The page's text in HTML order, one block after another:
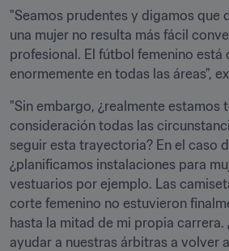
"Seamos prudentes y digamos que
una mujer no resulta más fácil
profesional. El fútbol femenino está
enormemente en todas las áreas",
"Sin embargo, ¿realmente estamos
consideración todas las
seguir esta trayectoria? En el caso
¿planificamos instalaciones para
vestuarios por ejemplo. Las
corte femenino no estuvieron
hasta la mitad de mi propia
ayudar a nuestras árbitras a volver